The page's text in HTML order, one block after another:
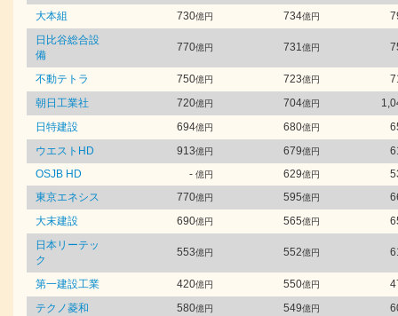
大本組 730億円 734億円
日比谷総合設
備
770億円 731億円
不動テトラ 750億円 723億円
朝日工業社
720億円 704億円
日特建設
694億円 680億円
ウエストHD
913億円 679億円
OSJB HD
- 億円 629億円
東京エネシス
770億円 595億円
大末建設
690億円 565億円
日本リーテッ
ク
553億円 552億円
第一建設工業 420億円 550億円
テクノ菱和
580億円 549億円